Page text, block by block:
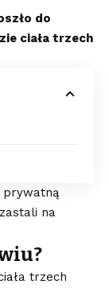
do
ciała trzech
prywatną
na
trzech